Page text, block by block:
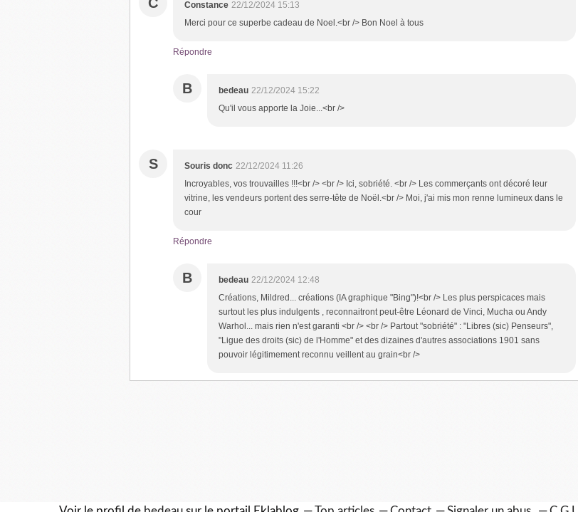
Constance 22/12/2024 15:13
Merci pour ce superbe cadeau de Noel.<br /> Bon Noel à tous
Répondre
B bedeau 22/12/2024 15:22
Qu'il vous apporte la Joie...<br />
S Souris donc 22/12/2024 11:26
Incroyables, vos trouvailles !!!<br /> <br /> Ici, sobriété. <br /> Les commerçants ont décoré leur
vitrine, les vendeurs portent des serre-tête de Noël.<br /> Moi, j'ai mis mon renne lumineux dans le
cour
Répondre
B bedeau 22/12/2024 12:48
Créations, Mildred... créations (IA graphique "Bing")!<br /> Les plus perspicaces mais
surtout les plus indulgents , reconnaitront peut-être Léonard de Vinci, Mucha ou Andy
Warhol... mais rien n'est garanti <br /> <br /> Partout "sobriété" : "Libres (sic) Penseurs",
"Ligue des droits (sic) de l'Homme" et des dizaines d'autres associations 1901 sans
pouvoir légitimement reconnu veillent au grain<br />